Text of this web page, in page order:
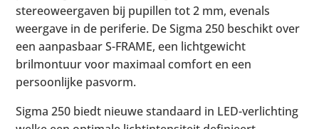
stereoweergaven bij pupillen tot 2 mm, evenals
weergave in de periferie. De Sigma 250 beschikt over
een aanpasbaar S-FRAME, een lichtgewicht
brilmontuur voor maximaal comfort en een
persoonlijke pasvorm.
Sigma 250 biedt nieuwe standaard in LED-verlichting